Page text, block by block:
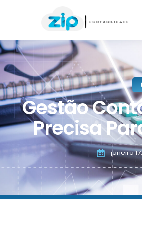
Gestão
Precisa
janeiro